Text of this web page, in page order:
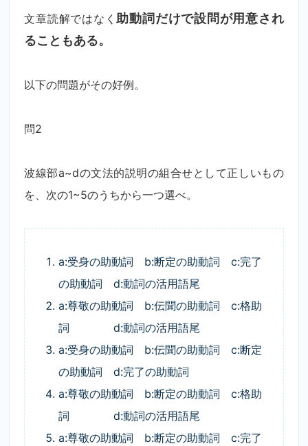
文章読解ではなく助動詞だけで設問が用意され
ることもある。
以下の問題がその好例。
問2
波線部a~dの文法的説明の組合せとして正しいもの
を、次の1~5のうちから一つ選べ。
a:受身の助動詞 b:断定の助動詞 c:完了
の助動詞 d:動詞の活用語尾
a:尊敬の助動詞 b:伝聞の助動詞 c:格助
詞 d:動詞の活用語尾
a:受身の助動詞 b:伝聞の助動詞 c:断定
の助動詞 d:完了の助動詞
a:尊敬の助動詞 b:断定の助動詞 c:格助
詞 d:動詞の活用語尾
a:尊敬の助動詞 b:断定の助動詞 c:完了